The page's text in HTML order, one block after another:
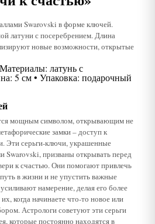
Swarovski в форме ключей.
латуни с посеребрением. Длина
новые возможности, открытые
латунь с
5 см • Упаковка: подарочный
мощным символом, открывающим не
замки – доступ к
Эти серьги-ключи, украшенные
Swarovski, призваны открывать перед
к счастью. Они помогают привлечь
в жизни и не упустить важные
намерение, делая его более
когда начинаете что-то новое или
Астрологи советуют эти серьги
которые постоянно находятся в